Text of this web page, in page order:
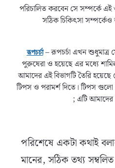
পরিচালিত করবেন সে সম্পর্কে এই
সঠিক চিকিৎসা
রূপচর্চা– রূপচর্চা এখন শুধুমাত্র
পুরুষেরা ও হয়েছে এর মধ্যে
আমাদের এই বিভাগটি তৈরি হয়েছে
টিপস ও পরামর্শ দিতে। টিপস
; এটি আমাদের
পরিশেষে একটা কথাই
মানের, সঠিক তথ্য